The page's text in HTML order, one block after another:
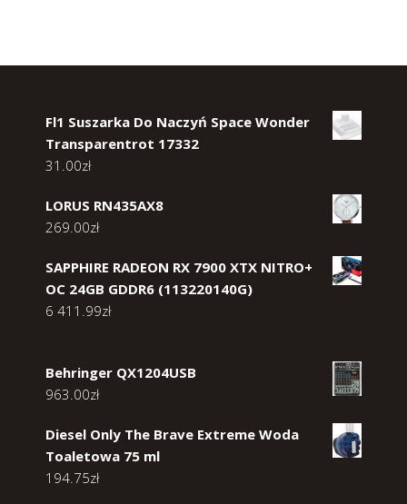
Fl1 Suszarka Do Naczyń Space Wonder
Transparentrot 17332
31.00zł
LORUS RN435AX8
269.00zł
SAPPHIRE RADEON RX 7900 XTX NITRO+
OC 24GB GDDR6 (113220140G)
6 411.99zł
Behringer QX1204USB
963.00zł
Diesel Only The Brave Extreme Woda
Toaletowa 75 ml
194.75zł